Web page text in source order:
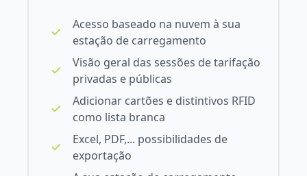
Acesso baseado na nuvem à sua
estação de carregamento
Visão geral das sessões de tarifação
privadas e públicas
Adicionar cartões e distintivos RFID
como lista branca
Excel, PDF,... possibilidades de
exportação